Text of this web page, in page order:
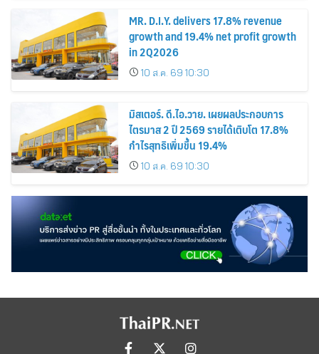
MR. D.I.Y. delivers 17.8% revenue
growth and 19.4% net profit growth
in 2Q2026
10 ส.ค. 69 10:30
มิสเตอร์. ดี.ไอ.วาย. เผยผลประกอบการ
ไตรมาส 2 ปี 2569 รายได้เติบโต 17.8%
กำไรสุทธิเพิ่มขึ้น 19.4%
10 ส.ค. 69 10:30